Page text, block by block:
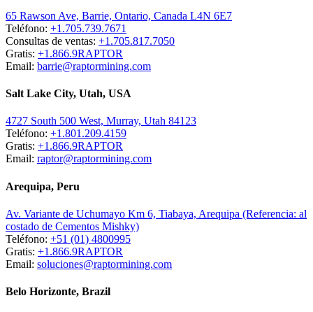
65 Rawson Ave, Barrie, Ontario, Canada L4N 6E7
Teléfono: +1.705.739.7671
Consultas de ventas: +1.705.817.7050
Gratis: +1.866.9RAPTOR
Email: barrie@raptormining.com
Salt Lake City, Utah, USA
4727 South 500 West, Murray, Utah 84123
Teléfono: +1.801.209.4159
Gratis: +1.866.9RAPTOR
Email: raptor@raptormining.com
Arequipa, Peru
Av. Variante de Uchumayo Km 6, Tiabaya, Arequipa (Referencia: al
costado de Cementos Mishky)
Teléfono: +51 (01) 4800995
Gratis: +1.866.9RAPTOR
Email: soluciones@raptormining.com
Belo Horizonte, Brazil